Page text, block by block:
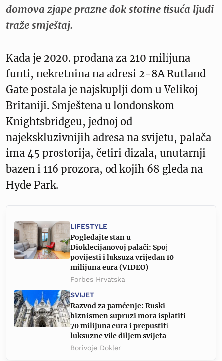
domova zjape prazne dok stotine tisuća ljudi
traže smještaj.
Kada je 2020. prodana za 210 milijuna
funti, nekretnina na adresi 2-8A Rutland
Gate postala je najskuplji dom u Velikoj
Britaniji. Smještena u londonskom
Knightsbridgeu, jednoj od
najekskluzivnijih adresa na svijetu, palača
ima 45 prostorija, četiri dizala, unutarnji
bazen i 116 prozora, od kojih 68 gleda na
Hyde Park.
LIFESTYLE
Pogledajte stan u
Dioklecijanovoj palači: Spoj
povijesti i luksuza vrijedan 10
milijuna eura (VIDEO)
Forbes Hrvatska
SVIJET
Razvod za pamćenje: Ruski
biznismen supruzi mora isplatiti
70 milijuna eura i prepustiti
luksuzne vile diljem svijeta
Borivoje Dokler